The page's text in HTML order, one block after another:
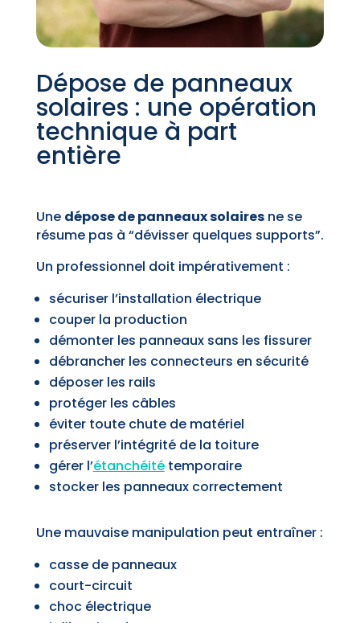
Dépose de panneaux
solaires : une opération
technique à part
entière
Une dépose de panneaux solairesne se
résume pas à “dévisser quelques supports”.
Un professionnel doit impérativement :
sécuriser l’installation électrique
couper la production
démonter les panneaux sans les fissurer
débrancher les connecteurs en sécurité
déposer les rails
protéger les câbles
éviter toute chute de matériel
préserver l’intégrité de la toiture
gérer l’étanchéitétemporaire
stocker les panneaux correctement
Une mauvaise manipulation peut entraîner :
casse de panneaux
court-circuit
choc électrique